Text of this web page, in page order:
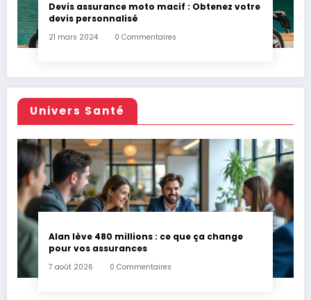
Devis assurance moto macif : Obtenez votre
devis personnalisé
21 mars 2024 0 Commentaires
Univers Santé
Alan lève 480 millions : ce que ça change
pour vos assurances
7 août 2026 0 Commentaires